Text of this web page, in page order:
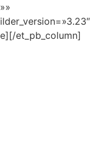
et_pb_column]